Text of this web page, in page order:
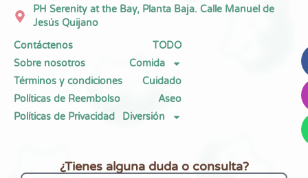
PH Serenity at the Bay, Planta Baja. Calle Manuel de
Jesús Quijano
Contáctenos
Sobre nosotros
Términos y condiciones
Políticas de Reembolso
Políticas de Privacidad
TODO
Comida
Cuidado
Aseo
Diversión
¿Tienes alguna duda o consulta?